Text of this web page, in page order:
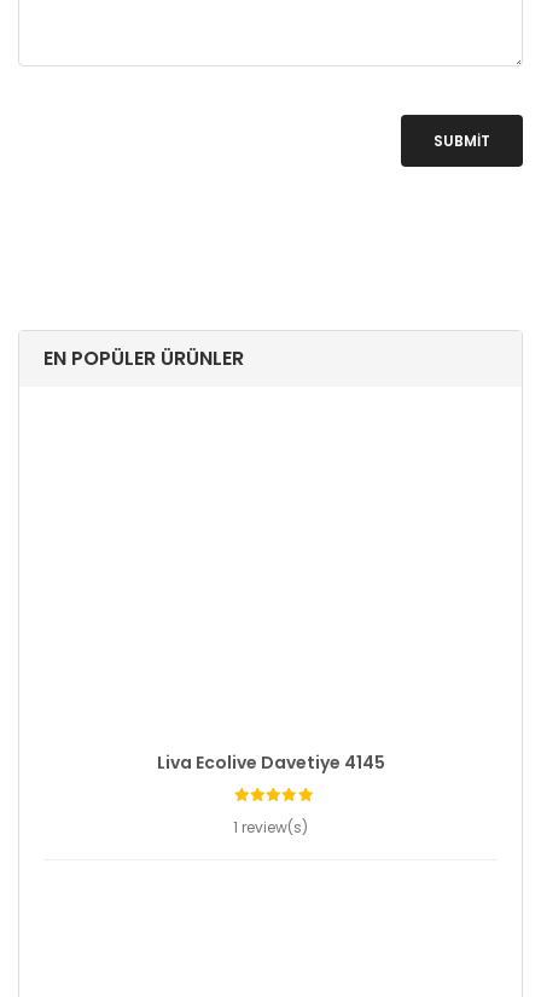
SUBMIT
EN POPÜLER ÜRÜNLER
Liva Ecolive Davetiye 4145
1 review(s)